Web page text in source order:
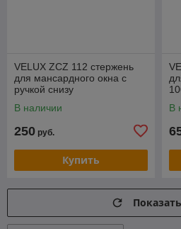
VELUX ZCZ 112 стержень
для мансардного окна с
ручкой снизу
В наличии
250 руб.
Купить
В